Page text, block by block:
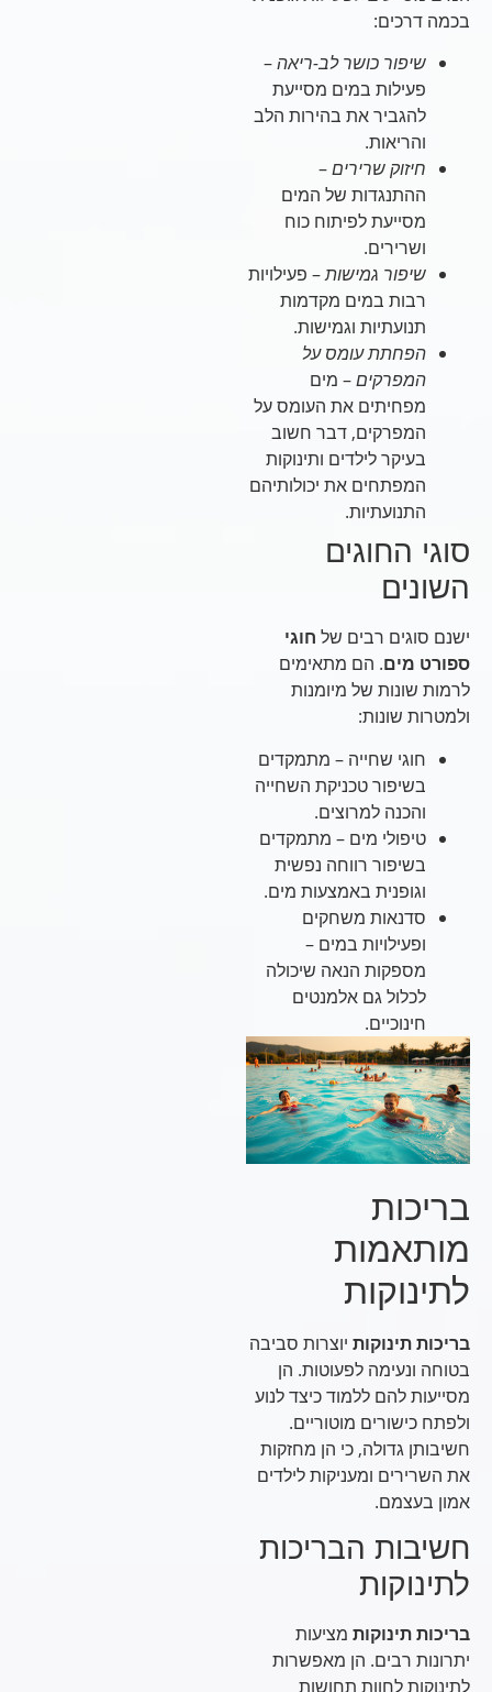
בכמה דרכים:
שיפור כושר לב-ריאה–
פעילות במים מסייעת
להגביר את בהירות הלב
והריאות.
חיזוק שרירים–
ההתנגדות של המים
מסייעת לפיתוח כוח
ושרירים.
שיפור גמישות– פעילויות
רבות במים מקדמות
תנועתיות וגמישות.
הפחתת עומס על
המפרקים– מים
מפחיתים את העומס על
המפרקים, דבר חשוב
בעיקר לילדים ותינוקות
המפתחים את יכולותיהם
התנועתיות.
סוגי החוגים
השונים
ישנם סוגים רבים שלחוגי
ספורט מים. הם מתאימים
לרמות שונות של מיומנות
ולמטרות שונות:
חוגי שחייה – מתמקדים
בשיפור טכניקת השחייה
והכנה למרוצים.
טיפולי מים – מתמקדים
בשיפור רווחה נפשית
וגופנית באמצעות מים.
סדנאות משחקים
ופעילויות במים –
מספקות הנאה שיכולה
לכלול גם אלמנטים
חינוכיים.
בריכות
מותאמות
לתינוקות
בריכות תינוקותיוצרות סביבה
בטוחה ונעימה לפעוטות. הן
מסייעות להם ללמוד כיצד לנוע
ולפתח כישורים מוטוריים.
חשיבותן גדולה, כי הן מחזקות
את השרירים ומעניקות לילדים
אמון בעצמם.
חשיבות הבריכות
לתינוקות
בריכות תינוקותמציעות
יתרונות רבים. הן מאפשרות
לתינוקות לחוות תחושות